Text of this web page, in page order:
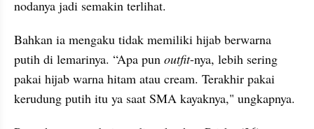
nodanya jadi semakin terlihat.
Bahkan ia mengaku tidak memiliki hijab berwarna
putih di lemarinya. “Apa pun outfit-nya, lebih sering
pakai hijab warna hitam atau cream. Terakhir pakai
kerudung putih itu ya saat SMA kayaknya," ungkapnya.